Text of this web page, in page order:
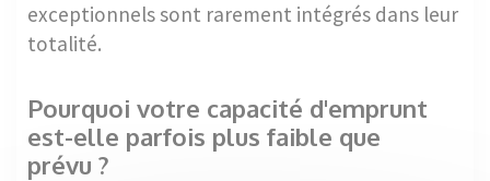
exceptionnels sont rarement intégrés dans leur
totalité.
Pourquoi votre capacité d'emprunt
est-elle parfois plus faible que
prévu ?